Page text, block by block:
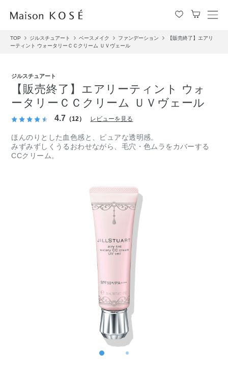
メ
TOP ジルスチュアート ベースメイク ファンデーション
【販売終了】エアリ
ーティント ウォータリーＣＣクリーム ＵＶヴェール
ジルスチュアート
【販売終了】エアリーティント ウォ
ータリーＣＣクリーム ＵＶヴェール
4.7 （12） レビューを見る
ほんのりとした血色感と、ピュアな透明感。
みずみずしくうるおわせながら、毛穴・色ムラをカバーする
CCクリーム。